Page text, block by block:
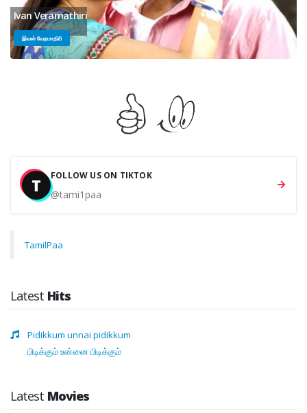
Ivan Veramathiri
இவன் வேறமாதிரி
T FOLLOW US ON TIKTOK
@tami1paa
TamilPaa
Latest Hits
Pidikkum unnai pidikkum
பிடிக்கும் உன்னை பிடிக்கும்
Latest Movies